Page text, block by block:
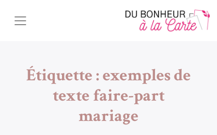
Étiquette :exemples de
texte faire-part
mariage